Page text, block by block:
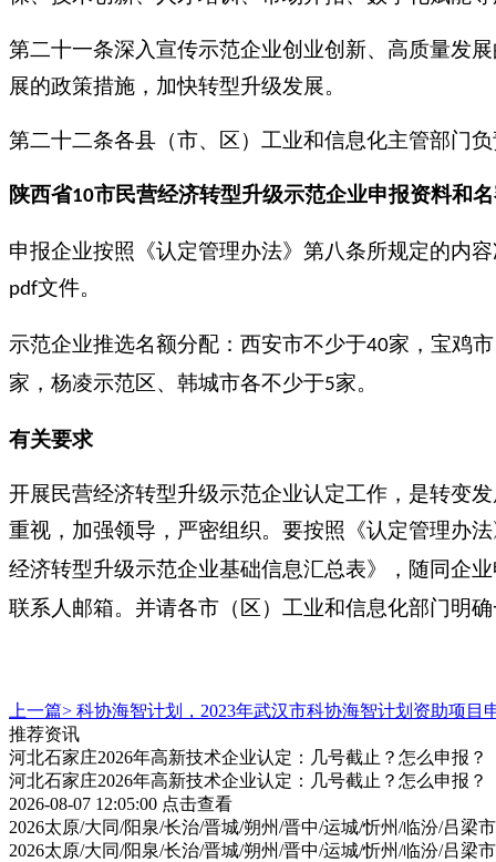
第二十一条深入宣传示范企业创业创新、高质量发
展的政策措施，加快转型升级发展。
第二十二条各县（市、区）工业和信息化主管部门
陕西省10市民营经济转型升级示范企业申报资料和
申报企业按照《认定管理办法》第八条所规定的内
pdf文件。
示范企业推选名额分配：西安市不少于40家，宝鸡
家，杨凌示范区、韩城市各不少于5家。
有关要求
开展民营经济转型升级示范企业认定工作，是转变
重视，加强领导，严密组织。要按照《认定管理办
经济转型升级示范企业基础信息汇总表》，随同企
联系人邮箱。并请各市（区）工业和信息化部门明
上一篇> 科协海智计划，2023年武汉市科协海智计划资助项目
推荐资讯
河北石家庄2026年高新技术企业认定：几号截止？怎么申报？
河北石家庄2026年高新技术企业认定：几号截止？怎么申报？
2026-08-07 12:05:00 点击查看
2026太原/大同/阳泉/长治/晋城/朔州/晋中/运城/忻州/临汾/吕梁
2026太原/大同/阳泉/长治/晋城/朔州/晋中/运城/忻州/临汾/吕梁